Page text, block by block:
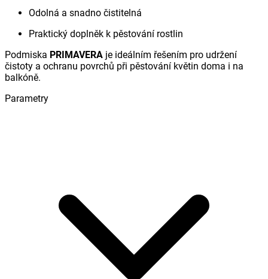
Odolná a snadno čistitelná
Praktický doplněk k pěstování rostlin
Podmiska PRIMAVERA je ideálním řešením pro udržení
čistoty a ochranu povrchů při pěstování květin doma i na
balkóně.
Parametry